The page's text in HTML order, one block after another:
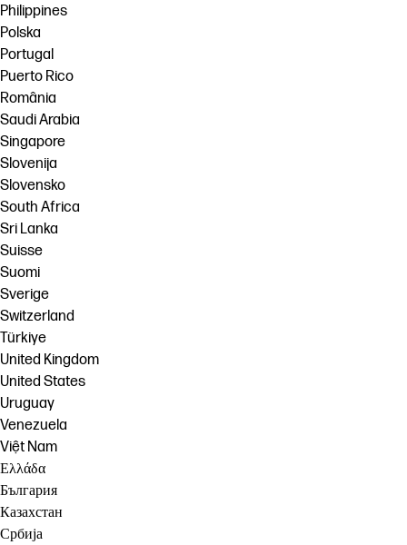
Philippines
Polska
Portugal
Puerto Rico
România
Saudi Arabia
Singapore
Slovenija
Slovensko
South Africa
Sri Lanka
Suisse
Suomi
Sverige
Switzerland
Türkiye
United Kingdom
United States
Uruguay
Venezuela
Việt Nam
Ελλάδα
България
Казахстан
Србија